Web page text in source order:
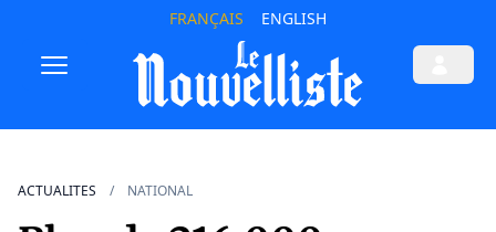
FRANÇAIS ENGLISH
ACTUALITES NATIONAL